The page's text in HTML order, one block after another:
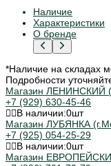
Наличие
Характеристики
О бренде
*Наличие на складах
Подробности
Магазин ЛЕНИНСКИЙ
+7 (929) 630-45-46
В наличии:0шт
Магазин ЛУБЯНКА
+7 (925) 054-25-29
В наличии:0шт
Магазин